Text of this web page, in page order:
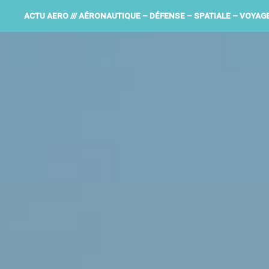
ACTU AERO /// AÉRONAUTIQUE – DÉFENSE – SPATIALE –